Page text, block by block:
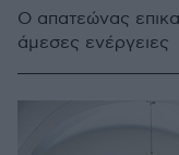
Ο απατεώνας
άμεσες ενέργειες